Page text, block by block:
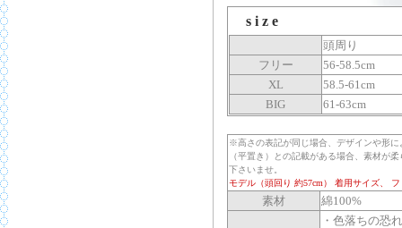
s i z e
頭周り
フリー
56-58.5cm
XL
58.5-61cm
BIG
61-63cm
※高さの表記が同じ場合、デザインや形
（平置き）との記載がある場合、素材が
下さいませ。
モデル（頭回り 約57cm） 着用サイズ、
素材 綿100%
・色落ちの恐